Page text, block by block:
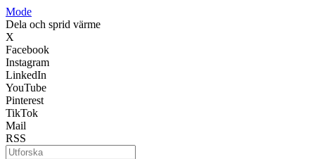
Mode
Dela och sprid värme
X
Facebook
Instagram
LinkedIn
YouTube
Pinterest
TikTok
Mail
RSS